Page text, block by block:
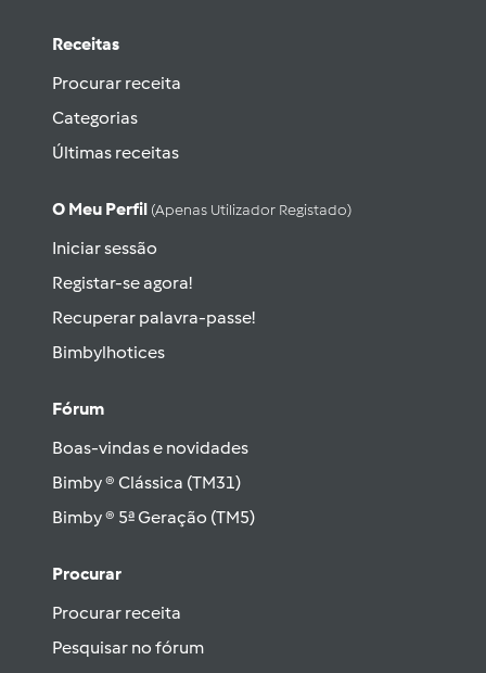
Receitas
Procurar receita
Categorias
Últimas receitas
O Meu Perfil (apenas Utilizador Registado)
Iniciar sessão
Registar-se agora!
Recuperar palavra-passe!
Bimbylhotices
Fórum
Boas-vindas e novidades
Bimby ® Clássica (TM31)
Bimby ® 5ª Geração (TM5)
Procurar
Procurar receita
Pesquisar no fórum